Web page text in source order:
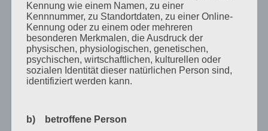
Oktober 2011
September 2011
August 2011
Juli 2011
Kennung wie einem Namen, zu einer
Kennnummer, zu Standortdaten, zu einer Online-
Kennung oder zu einem oder mehreren
besonderen Merkmalen, die Ausdruck der
physischen, physiologischen, genetischen,
psychischen, wirtschaftlichen, kulturellen oder
sozialen Identität dieser natürlichen Person sind,
identifiziert werden kann.
b) betroffene Person